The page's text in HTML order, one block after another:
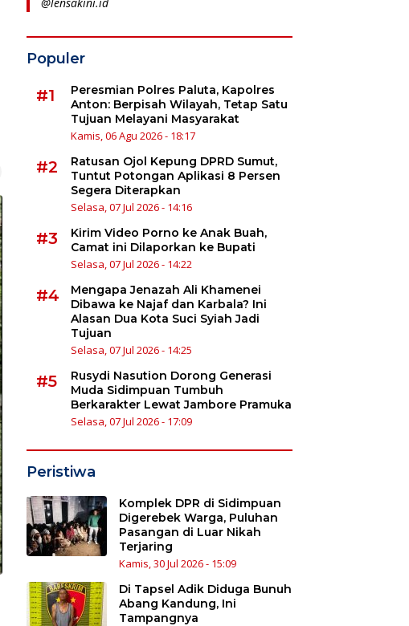
Populer
#1
Peresmian Polres Paluta, Kapolres
Anton: Berpisah Wilayah, Tetap Satu
Tujuan Melayani Masyarakat
Kamis, 06 Agu 2026 - 18:17
#2
Ratusan Ojol Kepung DPRD Sumut,
Tuntut Potongan Aplikasi 8 Persen
Segera Diterapkan
Selasa, 07 Jul 2026 - 14:16
#3
Kirim Video Porno ke Anak Buah,
Camat ini Dilaporkan ke Bupati
Selasa, 07 Jul 2026 - 14:22
#4
Mengapa Jenazah Ali Khamenei
Dibawa ke Najaf dan Karbala? Ini
Alasan Dua Kota Suci Syiah Jadi
Tujuan
Selasa, 07 Jul 2026 - 14:25
#5
Rusydi Nasution Dorong Generasi
Muda Sidimpuan Tumbuh
Berkarakter Lewat Jambore Pramuka
Selasa, 07 Jul 2026 - 17:09
Peristiwa
Komplek DPR di Sidimpuan
Digerebek Warga, Puluhan
Pasangan di Luar Nikah
Terjaring
Kamis, 30 Jul 2026 - 15:09
Di Tapsel Adik Diduga Bunuh
Abang Kandung, Ini
Tampangnya